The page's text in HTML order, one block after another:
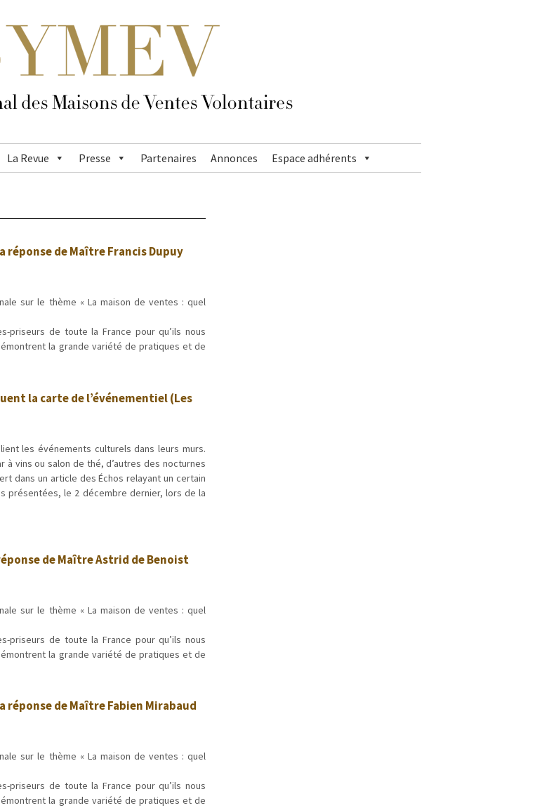
La Revue Presse Partenaires Annonces Espace adhérents
réponse de Maître Francis Dupuy
sur le thème « La maison de ventes : quel
priseurs de toute la France pour qu’ils nous
la grande variété de pratiques et de
la carte de l’événementiel (Les
les événements culturels dans leurs murs.
à vins ou salon de thé, d’autres des nocturnes
dans un article des Échos relayant un certain
présentées, le 2 décembre dernier, lors de la
de Maître Astrid de Benoist
sur le thème « La maison de ventes : quel
priseurs de toute la France pour qu’ils nous
la grande variété de pratiques et de
réponse de Maître Fabien Mirabaud
sur le thème « La maison de ventes : quel
priseurs de toute la France pour qu’ils nous
la grande variété de pratiques et de